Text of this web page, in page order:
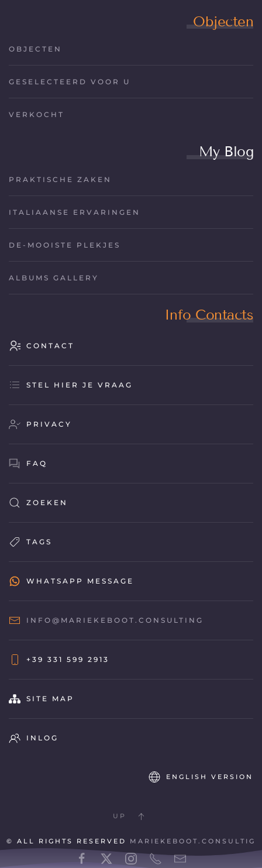
Objecten
OBJECTEN
GESELECTEERD VOOR U
VERKOCHT
My Blog
PRAKTISCHE ZAKEN
ITALIAANSE ERVARINGEN
DE-MOOISTE PLEKJES
ALBUMS GALLERY
Info Contacts
CONTACT
STEL HIER JE VRAAG
PRIVACY
FAQ
ZOEKEN
TAGS
WHATSAPP MESSAGE
INFO@MARIEKEBOOT.CONSULTING
+39 331 599 2913
SITE MAP
INLOG
ENGLISH VERSION
UP
© ALL RIGHTS RESERVED MARIEKEBOOT.CONSULTIG